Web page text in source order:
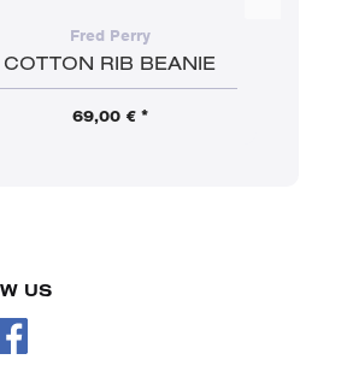
Fred Perry
COTTON RIB BEANIE
69,00 € *
US